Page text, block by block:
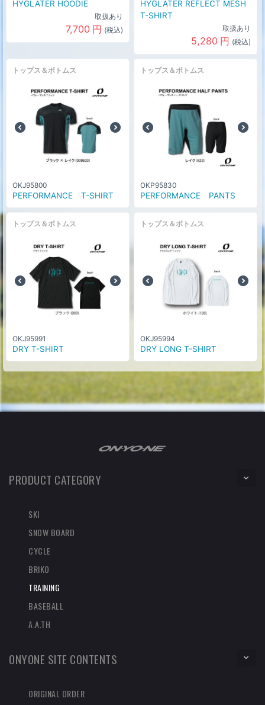
HYGLATER HOODIE
取扱あり
7,700 円 (税込)
HYGLATER REFLECT MESH
T-SHIRT
取扱あり
5,280 円 (税込)
トップス＆ボトムス
OKJ95800
PERFORMANCE T-SHIRT
トップス＆ボトムス
OKP95830
PERFORMANCE PANTS
トップス＆ボトムス
OKJ95991
DRY T-SHIRT
トップス＆ボトムス
OKJ95994
DRY LONG T-SHIRT
PRODUCT CATEGORY
SKI
SNOW BOARD
CYCLE
BRIKO
TRAINING
BASEBALL
A.A.TH
ONYONE SITE CONTENTS
ORIGINAL ORDER